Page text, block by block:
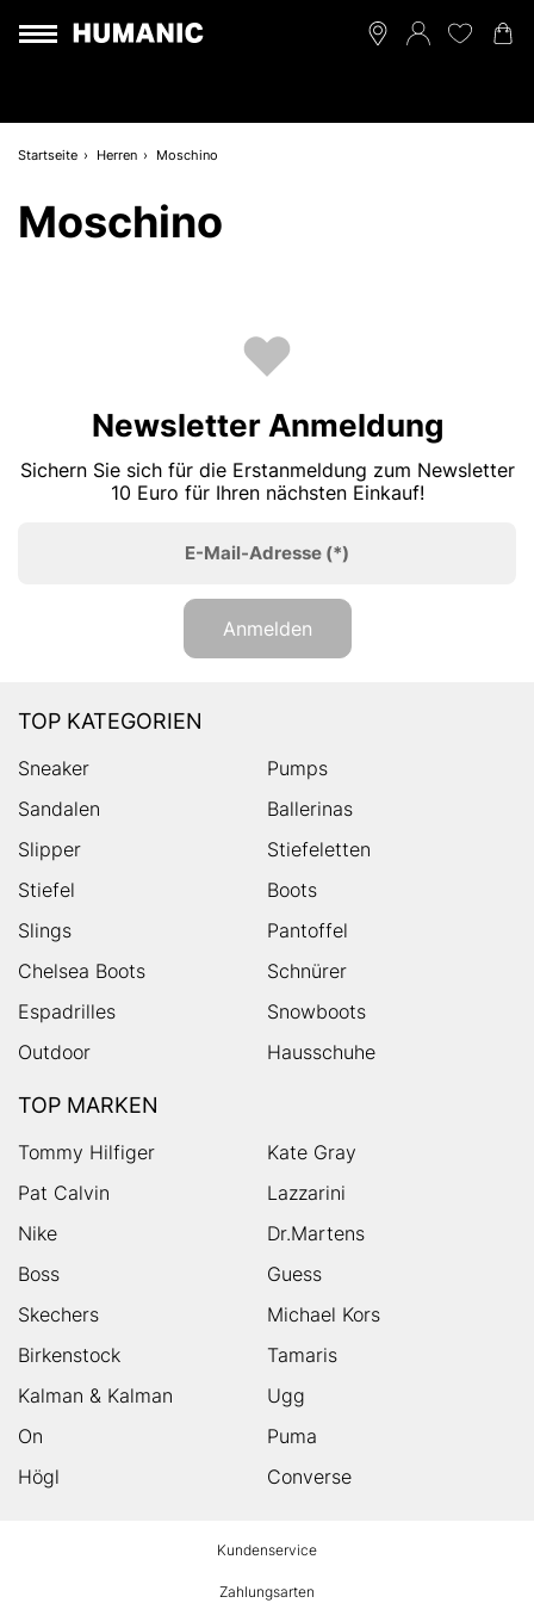
Startseite Herren Moschino
Moschino
Newsletter Anmeldung
Sichern Sie sich für die Erstanmeldung zum Newsletter
10 Euro für Ihren nächsten Einkauf!
E-Mail-Adresse (*)
Anmelden
TOP KATEGORIEN
Sneaker
Pumps
Sandalen
Ballerinas
Slipper
Stiefeletten
Stiefel
Boots
Slings
Pantoffel
Chelsea Boots
Schnürer
Espadrilles
Snowboots
Outdoor
Hausschuhe
TOP MARKEN
Tommy Hilfiger
Kate Gray
Pat Calvin
Lazzarini
Nike
Dr.Martens
Boss
Guess
Skechers
Michael Kors
Birkenstock
Tamaris
Kalman & Kalman
Ugg
On
Puma
Högl
Converse
Kundenservice
Zahlungsarten